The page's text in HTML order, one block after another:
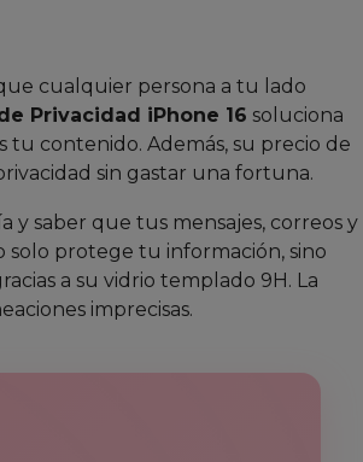
cualquier persona a tu lado
Privacidad iPhone 16 soluciona
tu contenido. Además, su precio de
sin gastar una fortuna.
saber que tus mensajes, correos y
protege tu información, sino
a su vidrio templado 9H. La
imprecisas.